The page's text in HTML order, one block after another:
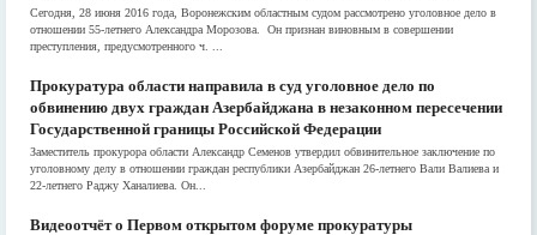
Сегодня, 28 июня 2016 года, Воронежским областным судом рассмотрено уголовное дело в
отношении 55-летнего Александра Морозова. Он признан виновным в совершении
преступления, предусмотренного ч. ...
Прокуратура области направила в суд уголовное дело по
обвинению двух граждан Азербайджана в незаконном пересечении
Государственной границы Российской Федерации
Заместитель прокурора области Александр Семенов утвердил обвинительное заключение по
уголовному делу в отношении граждан республики Азербайджан 26-летнего Вали Валиева и
22-летнего Раджу Ханалиева. Он...
Видеоотчёт о Первом открытом форуме прокуратуры